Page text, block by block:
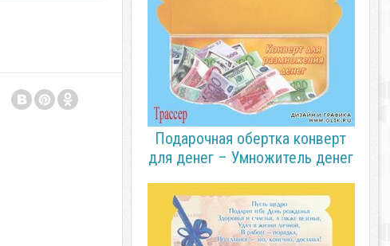
Подарочная обертка конверт
для денег – Умножитель денег